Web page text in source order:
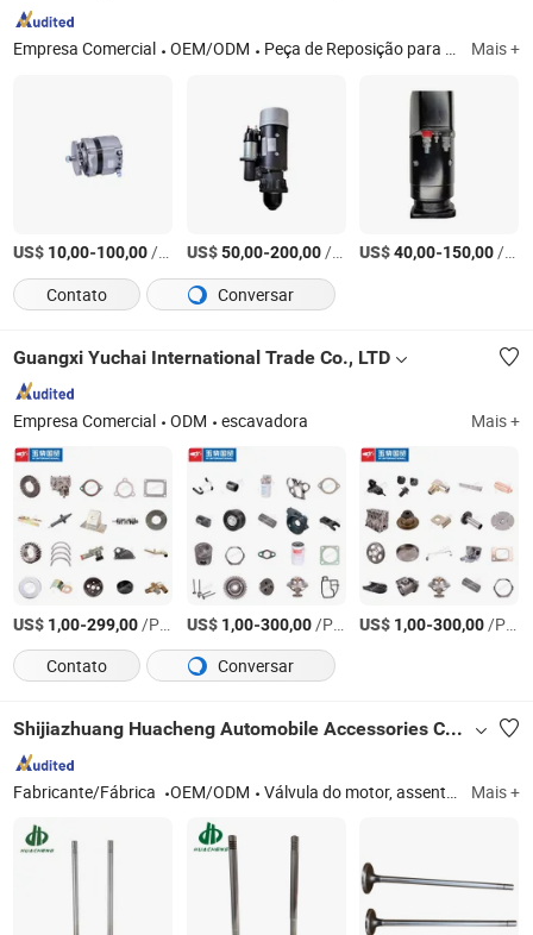
Empresa Comercial OEM/ODM Peça de Reposição para Caminhão, Alternador de Caminhão Mais +
US$ 10,00-100,00/Peça US$50,00-200,00/Peça US$40,00-150,00/Peça
Contato
Conversar
Guangxi Yuchai International Trade Co., LTD
Empresa Comercial ODM escavadora Mais +
US$ 1,00-299,00/Peça US$ 1,00-300,00/Peça US$ 1,00-300,00/Peça
Contato
Conversar
Shijiazhuang Huacheng Automobile Accessories Co., Ltd.
Fabricante/Fábrica OEM/ODM Válvula do motor, assento da válvula, guia da válvula, cabeçote, pistão, junta do cabeçote Mais +